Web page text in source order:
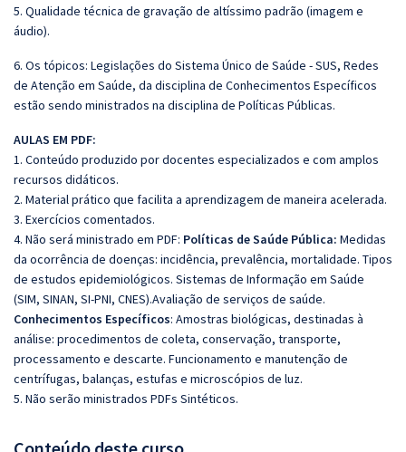
5. Qualidade técnica de gravação de altíssimo padrão (imagem e
áudio).
6. Os tópicos: Legislações do Sistema Único de Saúde - SUS, Redes
de Atenção em Saúde, da disciplina de Conhecimentos Específicos
estão sendo ministrados na disciplina de Políticas Públicas.
AULAS EM PDF:
1. Conteúdo produzido por docentes especializados e com amplos
recursos didáticos.
2. Material prático que facilita a aprendizagem de maneira acelerada.
3. Exercícios comentados.
4. Não será ministrado em PDF: Políticas de Saúde Pública: Medidas
da ocorrência de doenças: incidência, prevalência, mortalidade. Tipos
de estudos epidemiológicos. Sistemas de Informação em Saúde
(SIM, SINAN, SI-PNI, CNES).Avaliação de serviços de saúde.
Conhecimentos Específicos: Amostras biológicas, destinadas à
análise: procedimentos de coleta, conservação, transporte,
processamento e descarte. Funcionamento e manutenção de
centrífugas, balanças, estufas e microscópios de luz.
5. Não serão ministrados PDFs Sintéticos.